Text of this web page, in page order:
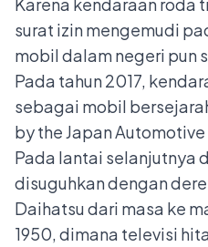
surat izin mengemudi
mobil dalam negeri pun
Pada tahun 2017,
sebagai mobil
by the Japan Automotive
Pada lantai selanjutnya
disuguhkan dengan
Daihatsu dari masa ke
1950, dimana televisi